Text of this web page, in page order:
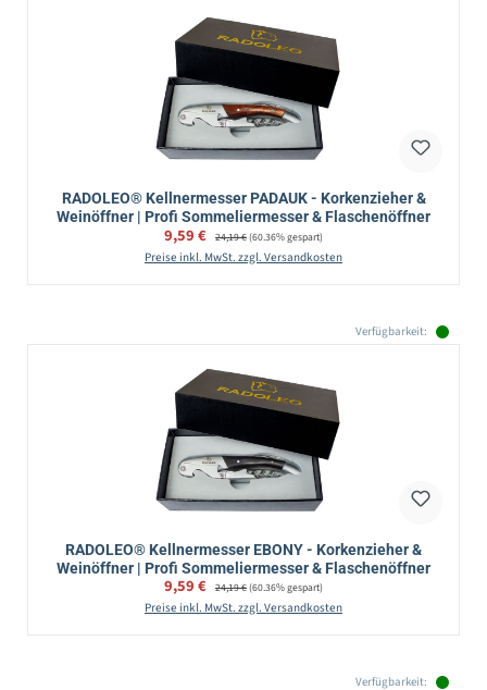
RADOLEO® Kellnermesser PADAUK - Korkenzieher &
Weinöffner | Profi Sommeliermesser & Flaschenöffner
Verkaufspreis:
9,59 € Regulärer Preis:
24,19 €(60.36% gespart)
Preise inkl. MwSt. zzgl. Versandkosten
Verfügbarkeit:
RADOLEO® Kellnermesser EBONY - Korkenzieher &
Weinöffner | Profi Sommeliermesser & Flaschenöffner
Verkaufspreis:
9,59 € Regulärer Preis:
24,19 €(60.36% gespart)
Preise inkl. MwSt. zzgl. Versandkosten
Verfügbarkeit: